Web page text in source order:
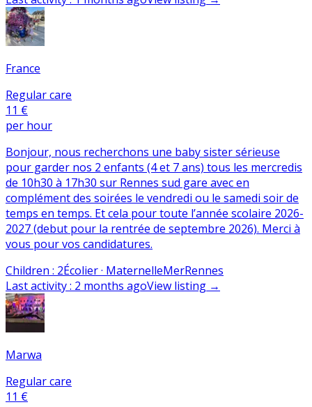
France
Regular care
11 €
per hour
Bonjour, nous recherchons une baby sister sérieuse
pour garder nos 2 enfants (4 et 7 ans) tous les mercredis
de 10h30 à 17h30 sur Rennes sud gare avec en
complément des soirées le vendredi ou le samedi soir de
temps en temps. Et cela pour toute l’année scolaire 2026-
2027 (debut pour la rentrée de septembre 2026). Merci à
vous pour vos candidatures.
Children : 2Écolier · MaternelleMerRennes
Last activity: 2 months agoView listing →
Marwa
Regular care
11 €